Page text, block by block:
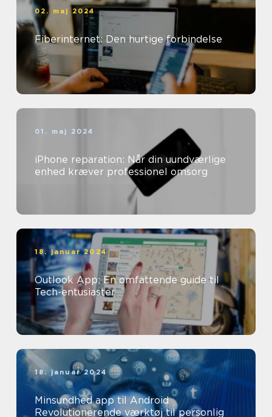
02. maj 2024
Fiberinternet: Den hurtige forbindelse
01. maj 2024
iPhone reparation: Når din uundværlige
enhed kræver professionel omsorg
18. januar 2024
Outlook App: En omfattende guide til
Tech-entusiaster
18. januar 2024
Minsundhed app til Android
Revolutionerende værktøj til personlig